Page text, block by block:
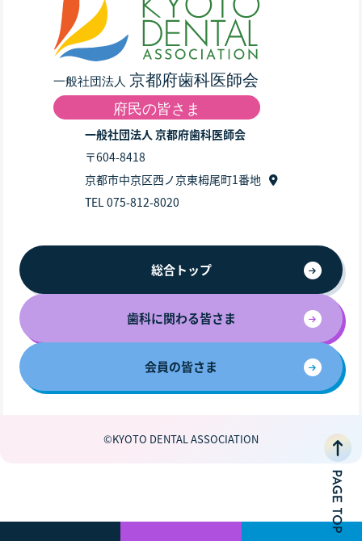
一般社団法人 京都府歯科医師会
〒604-8418
京都市中京区西ノ京東栂尾町1番地
TEL 075-812-8020
総合トップ
歯科に関わる皆さま
会員の皆さま
©KYOTO DENTAL ASSOCIATION